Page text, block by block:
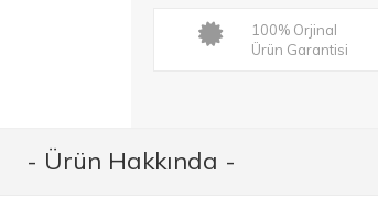
100% Orjinal
Ürün Garantisi
- Ürün Hakkında -